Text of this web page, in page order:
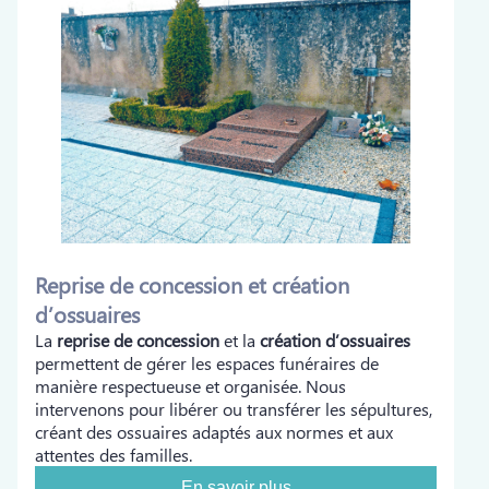
Reprise de concession et création
d’ossuaires
La reprise de concessionet la création d’ossuaires
permettent de gérer les espaces funéraires de
manière respectueuse et organisée. Nous
intervenons pour libérer ou transférer les sépultures,
créant des ossuaires adaptés aux normes et aux
attentes des familles.